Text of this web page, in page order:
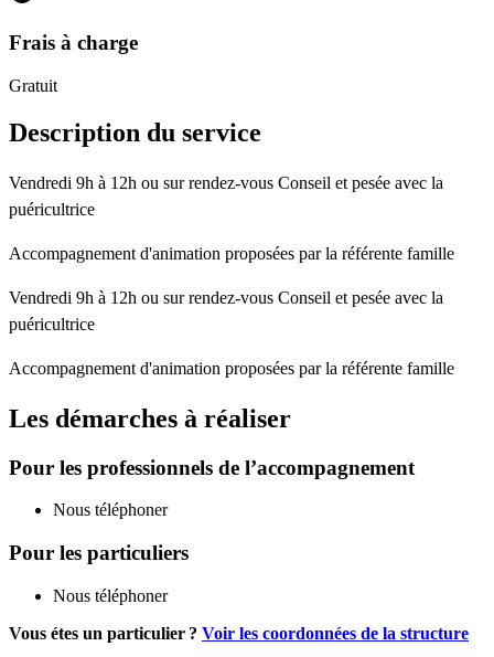
Frais à charge
Gratuit
Description du service
Vendredi 9h à 12h ou sur rendez-vous Conseil et pesée avec la
puéricultrice
Accompagnement d'animation proposées par la référente famille
Vendredi 9h à 12h ou sur rendez-vous Conseil et pesée avec la
puéricultrice
Accompagnement d'animation proposées par la référente famille
Les démarches à réaliser
Pour les professionnels de l’accompagnement
Nous téléphoner
Pour les particuliers
Nous téléphoner
Vous étes un particulier ? Voir les coordonnées de la structure